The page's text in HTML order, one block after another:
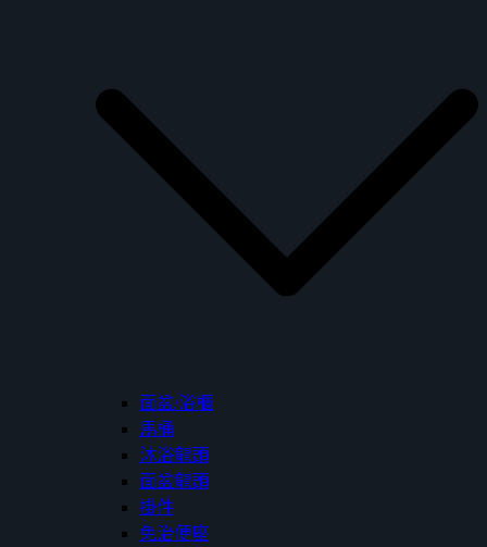
面盆/浴櫃
馬桶
沐浴龍頭
面盆龍頭
掛件
免治便座